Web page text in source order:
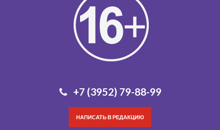
+7 (3952) 79-88-99
НАПИСАТЬ В РЕДАКЦИЮ